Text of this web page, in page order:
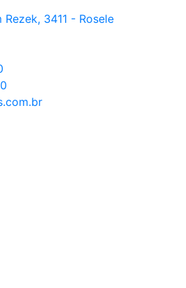
3411 - Rosele